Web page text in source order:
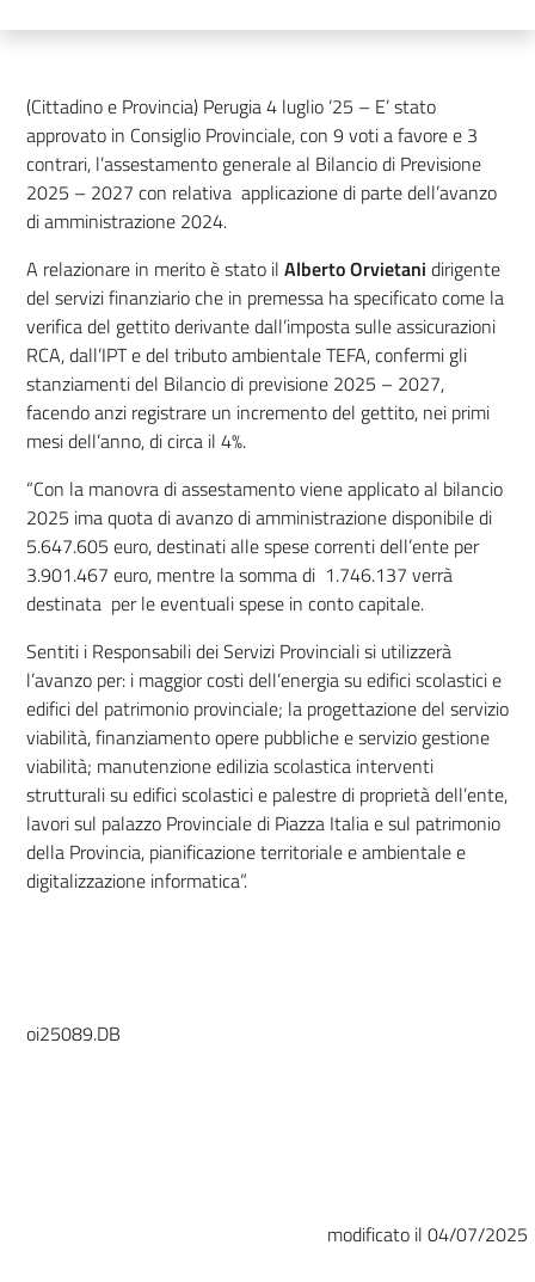
(Cittadino e Provincia) Perugia 4 luglio ‘25 – E’ stato
approvato in Consiglio Provinciale, con 9 voti a favore e 3
contrari, l’assestamento generale al Bilancio di Previsione
2025 – 2027 con relativa applicazione di parte dell’avanzo
di amministrazione 2024.
A relazionare in merito è stato il Alberto Orvietani dirigente
del servizi finanziario che in premessa ha specificato come la
verifica del gettito derivante dall’imposta sulle assicurazioni
RCA, dall’IPT e del tributo ambientale TEFA, confermi gli
stanziamenti del Bilancio di previsione 2025 – 2027,
facendo anzi registrare un incremento del gettito, nei primi
mesi dell’anno, di circa il 4%.
“Con la manovra di assestamento viene applicato al bilancio
2025 ima quota di avanzo di amministrazione disponibile di
5.647.605 euro, destinati alle spese correnti dell’ente per
3.901.467 euro, mentre la somma di 1.746.137 verrà
destinata per le eventuali spese in conto capitale.
Sentiti i Responsabili dei Servizi Provinciali si utilizzerà
l’avanzo per: i maggior costi dell’energia su edifici scolastici e
edifici del patrimonio provinciale; la progettazione del servizio
viabilità, finanziamento opere pubbliche e servizio gestione
viabilità; manutenzione edilizia scolastica interventi
strutturali su edifici scolastici e palestre di proprietà dell’ente,
lavori sul palazzo Provinciale di Piazza Italia e sul patrimonio
della Provincia, pianificazione territoriale e ambientale e
digitalizzazione informatica”.
oi25089.DB
modificato il 04/07/2025